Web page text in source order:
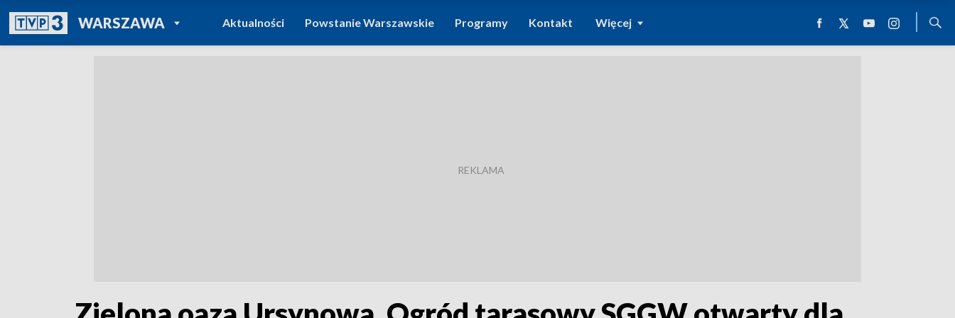
WARSZAWAPOWRÓT DO
TVP REGIONY
Aktualności Powstanie Warszawskie Programy Kontakt Więcej